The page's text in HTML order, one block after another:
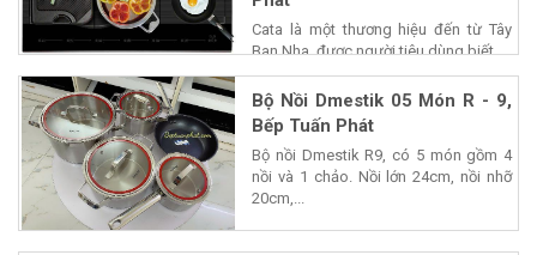
Cata là một thương hiệu đến từ Tây
Ban Nha, được người tiêu dùng biết...
Bộ Nồi Dmestik 05 Món R - 9,
Bếp Tuấn Phát
Bộ nồi Dmestik R9, có 5 món gồm 4
nồi và 1 chảo. Nồi lớn 24cm, nồi nhỡ
20cm,...